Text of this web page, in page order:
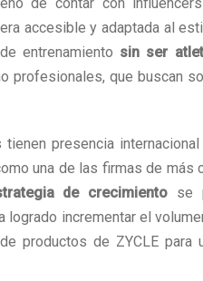
accesible y adaptada al
entrenamiento sin ser
profesionales, que buscan
tienen presencia
una de las firmas de
de crecimiento se
logrado incrementar el
productos de ZYCLE